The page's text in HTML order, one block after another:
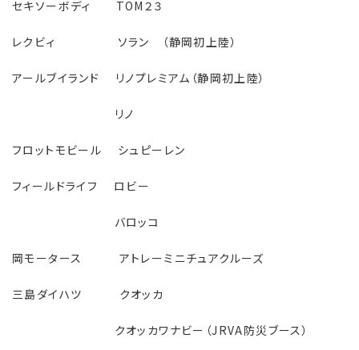
セキソーボディ TOM２３
レクビィ ソラン （静岡初上陸）
アールブイランド リノプレミアム（静岡初上陸）
リノ
フロットモビール シュピーレン
フィールドライフ ロビー
バロッコ
岡モータース アトレーミニチュアクルーズ
三島ダイハツ クオッカ
クオッカワナビー（JRVA防災ブース）